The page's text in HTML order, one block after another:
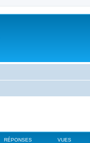
RÉPONSES VUES